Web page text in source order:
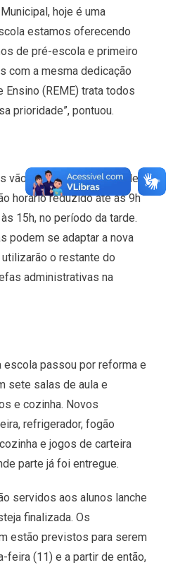
hoje é uma
estamos oferecendo
de pré-escola e primeiro
com a mesma dedicação
Ensino (REME) trata todos
prioridade”, pontuou.
vão participar de atividades
horário reduzido até às 9h
15h, no período da tarde.
podem se adaptar a nova
o restante do
administrativas na
passou por reforma e
sete salas de aula e
e cozinha. Novos
refrigerador, fogão
e jogos de carteira
parte já foi entregue.
servidos aos alunos lanche
finalizada. Os
estão previstos para serem
feira (11) e a partir de então,